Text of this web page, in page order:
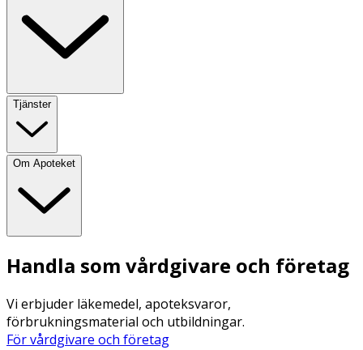
Tjänster
Om Apoteket
Handla som vårdgivare och företag
Vi erbjuder läkemedel, apoteksvaror,
förbrukningsmaterial och utbildningar.
För vårdgivare och företag